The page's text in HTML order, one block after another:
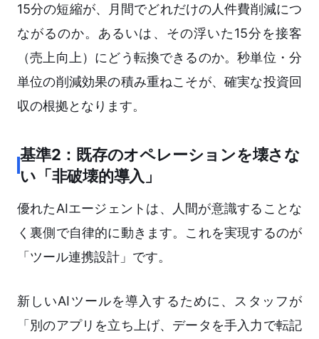
15分の短縮が、月間でどれだけの人件費削減につ
ながるのか。あるいは、その浮いた15分を接客
（売上向上）にどう転換できるのか。秒単位・分
単位の削減効果の積み重ねこそが、確実な投資回
収の根拠となります。
基準2：既存のオペレーションを壊さな
い「非破壊的導入」
優れたAIエージェントは、人間が意識することな
く裏側で自律的に動きます。これを実現するのが
「ツール連携設計」です。
新しいAIツールを導入するために、スタッフが
「別のアプリを立ち上げ、データを手入力で転記